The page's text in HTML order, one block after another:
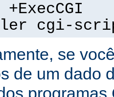
cgi-
se
de um dado
programas